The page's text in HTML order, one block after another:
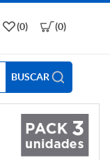
BUSCAR
(0) (0)